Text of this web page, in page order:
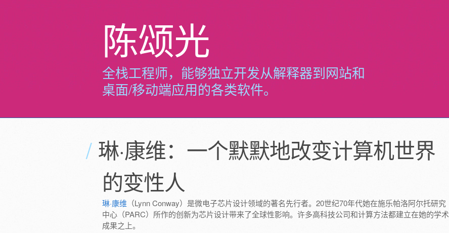
陈颂光
全栈工程师，能够独立开发从解释器到网站和
桌面/移动端应用的各类软件。
琳·康维：一个默默地改变计算机世界
的变性人
琳·康维 （Lynn Conway）是微电子芯片设计领域的著名先行者。20世纪70年代她在施乐帕洛阿尔托研究
中心（PARC）所作的创新为芯片设计带来了全球性影响。许多高科技公司和计算方法都建立在她的学术
成果之上。